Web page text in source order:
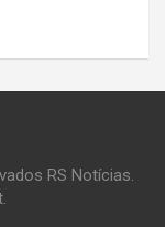
RS Notícias.